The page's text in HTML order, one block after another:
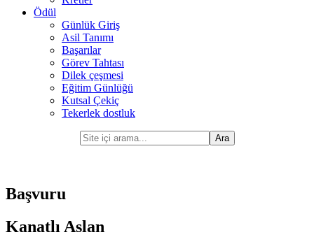
Ödül
Günlük Giriş
Asil Tanımı
Başarılar
Görev Tahtası
Dilek çeşmesi
Eğitim Günlüğü
Kutsal Çekiç
Tekerlek dostluk
Başvuru
Kanatlı Aslan